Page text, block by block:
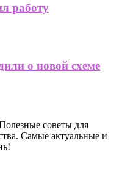
работу
о новой схеме
советы для
Самые актуальные и